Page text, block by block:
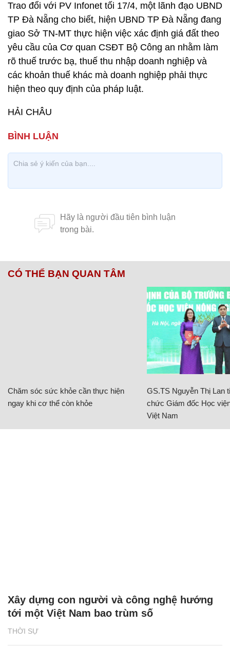
Trao đổi với PV Infonet tối 17/4, một lãnh đạo UBND
TP Đà Nẵng cho biết, hiện UBND TP Đà Nẵng đang
giao Sở TN-MT thực hiện việc xác định giá đất theo
yêu cầu của Cơ quan CSĐT Bộ Công an nhằm làm
rõ thuế trước bạ, thuế thu nhập doanh nghiệp và
các khoản thuế khác mà doanh nghiệp phải thực
hiện theo quy định của pháp luật.
HẢI CHÂU
CÓ THỂ BẠN QUAN TÂM
Chăm sóc sức khỏe cần thực hiện
ngay khi cơ thể còn khỏe
GS.TS Nguyễn Thị Lan
chức Giám đốc Học
Việt Nam
THỜI SỰ
Xây dựng con người và công nghệ hướng
tới một Việt Nam bao trùm số